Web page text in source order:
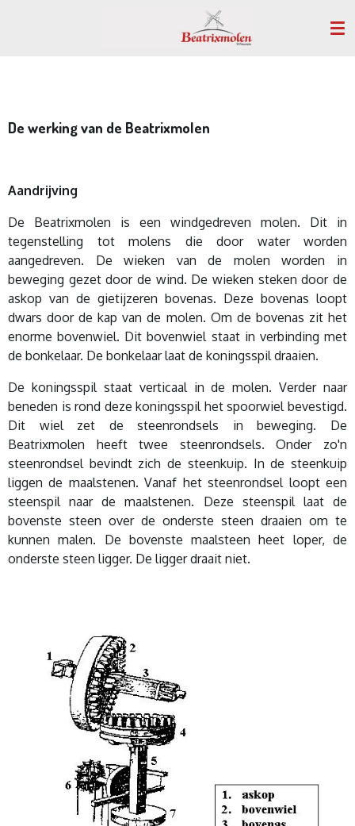
De werking van de Beatrixmolen
Aandrijving
De Beatrixmolen is een windgedreven molen. Dit in
tegenstelling tot molens die door water worden
aangedreven. De wieken van de molen worden in
beweging gezet door de wind. De wieken steken door de
askop van de gietijzeren bovenas. Deze bovenas loopt
dwars door de kap van de molen. Om de bovenas zit het
enorme bovenwiel. Dit bovenwiel staat in verbinding met
de bonkelaar. De bonkelaar laat de koningsspil draaien.
De koningsspil staat verticaal in de molen. Verder naar
beneden is rond deze koningsspil het spoorwiel bevestigd.
Dit wiel zet de steenrondsels in beweging. De
Beatrixmolen heeft twee steenrondsels.Onder zo'n
steenrondsel bevindt zich de steenkuip. In de steenkuip
liggen de maalstenen. Vanaf het steenrondsel loopt een
steenspil naar de maalstenen. Deze steenspil laat de
bovenste steen over de onderste steen draaien om te
kunnen malen. De bovenste maalsteen heet loper, de
onderste steen ligger. De ligger draait niet.